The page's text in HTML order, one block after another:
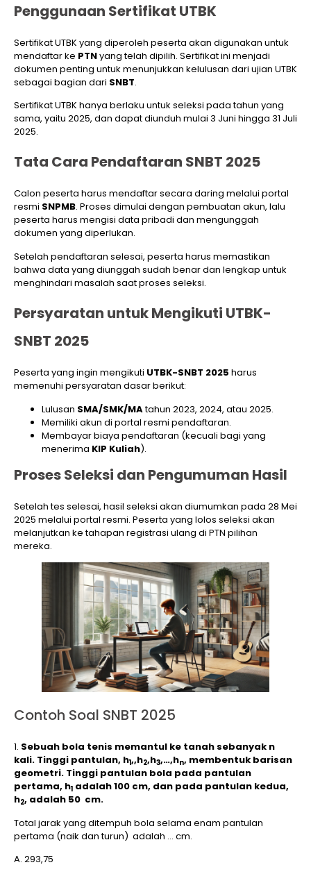
Penggunaan Sertifikat UTBK
Sertifikat UTBK yang diperoleh peserta akan digunakan untuk
mendaftar ke PTNyang telah dipilih. Sertifikat ini menjadi
dokumen penting untuk menunjukkan kelulusan dari ujian UTBK
sebagai bagian dari SNBT.
Sertifikat UTBK hanya berlaku untuk seleksi pada tahun yang
sama, yaitu 2025, dan dapat diunduh mulai 3 Juni hingga 31 Juli
2025.
Tata Cara Pendaftaran SNBT 2025
Calon peserta harus mendaftar secara daring melalui portal
resmi SNPMB. Proses dimulai dengan pembuatan akun, lalu
peserta harus mengisi data pribadi dan mengunggah
dokumen yang diperlukan.
Setelah pendaftaran selesai, peserta harus memastikan
bahwa data yang diunggah sudah benar dan lengkap untuk
menghindari masalah saat proses seleksi.
Persyaratan untuk Mengikuti UTBK-
SNBT 2025
Peserta yang ingin mengikuti UTBK-SNBT 2025 harus
memenuhi persyaratan dasar berikut:
Lulusan SMA/SMK/MAtahun 2023, 2024, atau 2025.
Memiliki akun di portal resmi pendaftaran.
Membayar biaya pendaftaran (kecuali bagi yang
menerima KIP Kuliah).
Proses Seleksi dan Pengumuman Hasil
Setelah tes selesai, hasil seleksi akan diumumkan pada 28 Mei
2025 melalui portal resmi. Peserta yang lolos seleksi akan
melanjutkan ke tahapan registrasi ulang di PTN pilihan
mereka.
Contoh Soal SNBT 2025
1. Sebuah bola tenis memantul ke tanah sebanyak n
kali. Tinggi pantulan, h1,,h2,h3,…,hn​, membentuk barisan
geometri. Tinggi pantulan bola pada pantulan
pertama, h1 adalah 100 cm, dan pada pantulan kedua,
h2​, adalah 50 cm.
Total jarak yang ditempuh bola selama enam pantulan
pertama (naik dan turun) adalah … cm.
A. 293,75